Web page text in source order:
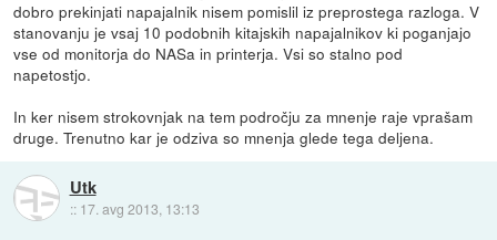
dobro prekinjati napajalnik nisem pomislil iz preprostega razloga. V
stanovanju je vsaj 10 podobnih kitajskih napajalnikov ki poganjajo
vse od monitorja do NASa in printerja. Vsi so stalno pod
napetostjo.
In ker nisem strokovnjak na tem področju za mnenje raje vprašam
druge. Trenutno kar je odziva so mnenja glede tega deljena.
Utk
:: 17. avg 2013, 13:13